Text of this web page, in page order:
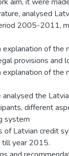
analysed
2005-2011,
of the
provisions and
of the
the
different
system
of Latvian credit
till year 2015.